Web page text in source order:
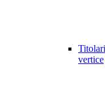
vertice